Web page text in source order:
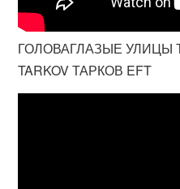
ГОЛОВАГЛАЗЫЕ УЛИЦЫ
TARKOV ТАРКОВ EFT